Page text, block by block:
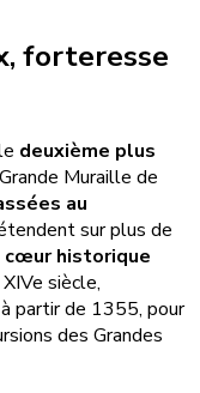
forteresse
deuxième plus
Muraille de
au
sur plus de
cœur historique
siècle,
à partir de 1355, pour
des Grandes